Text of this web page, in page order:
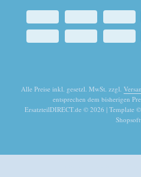
Alle Preise inkl. gesetzl. MwSt. zzgl.
entsprechen dem bisherigen
ErsatzteilDIRECT.de © 2026 | Template